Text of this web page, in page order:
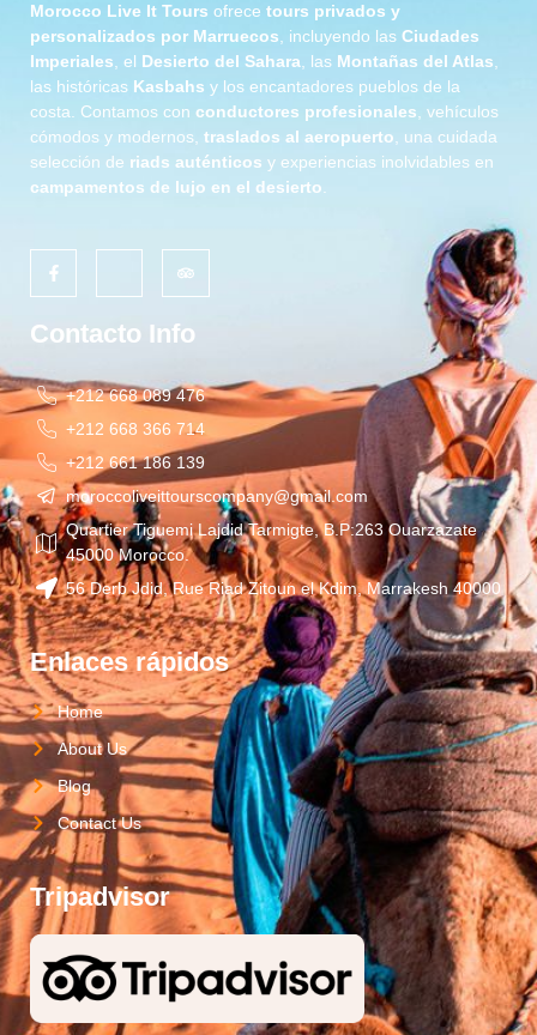
Morocco Live It Tours ofrece tours privados y
personalizados por Marruecos, incluyendo las Ciudades
Imperiales, el Desierto del Sahara, las Montañas del Atlas,
las históricas Kasbahs y los encantadores pueblos de la
costa. Contamos con conductores profesionales, vehículos
cómodos y modernos, traslados al aeropuerto, una cuidada
selección de riads auténticos y experiencias inolvidables en
campamentos de lujo en el desierto.
Contacto Info
+212 668 089 476
+212 668 366 714
+212 661 186 139
moroccoliveittourscompany@gmail.com
Quartier Tiguemi Lajdid Tarmigte, B.P:263 Ouarzazate
45000 Morocco.
56 Derb Jdid, Rue Riad Zitoun el Kdim, Marrakesh 40000
Enlaces rápidos
Home
About Us
Blog
Contact Us
Tripadvisor